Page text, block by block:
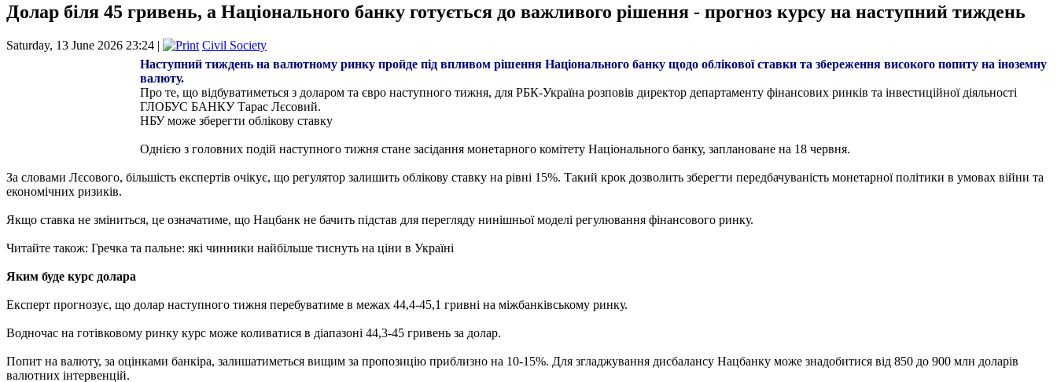
Долар біля 45 гривень, а Національного банку готується до важливого рішення - прогноз курсу на наступний тиждень
Saturday, 13 June 2026 23:24 |
Civil Society
Наступний тиждень на валютному ринку пройде під впливом рішення Національного банку щодо облікової ставки та збереження високого попиту на іноземну
валюту.
Про те, що відбуватиметься з доларом та євро наступного тижня, для РБК-Україна розповів директор департаменту фінансових ринків та інвестиційної діяльності
ГЛОБУС БАНКУ Тарас Лєсовий.
НБУ може зберегти облікову ставку
Однією з головних подій наступного тижня стане засідання монетарного комітету Національного банку, заплановане на 18 червня.
За словами Лєсового, більшість експертів очікує, що регулятор залишить облікову ставку на рівні 15%. Такий крок дозволить зберегти передбачуваність монетарної політики в умовах війни та
економічних ризиків.
Якщо ставка не зміниться, це означатиме, що Нацбанк не бачить підстав для перегляду нинішньої моделі регулювання фінансового ринку.
Читайте також: Гречка та пальне: які чинники найбільше тиснуть на ціни в Україні
Яким буде курс долара
Експерт прогнозує, що долар наступного тижня перебуватиме в межах 44,4-45,1 гривні на міжбанківському ринку.
Водночас на готівковому ринку курс може коливатися в діапазоні 44,3-45 гривень за долар.
Попит на валюту, за оцінками банкіра, залишатиметься вищим за пропозицію приблизно на 10-15%. Для згладжування дисбалансу Нацбанку може знадобитися від 850 до 900 млн доларів
валютних інтервенцій.